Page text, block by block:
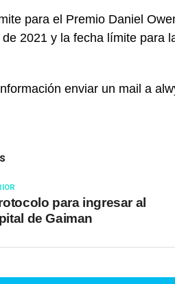
para el Premio Daniel
2021 y la fecha límite para
enviar un mail a
para ingresar al
de Gaiman